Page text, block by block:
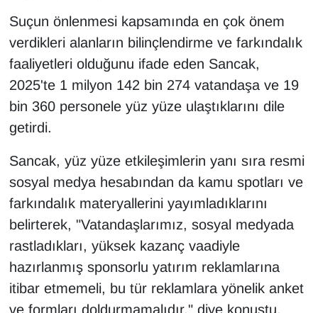
Suçun önlenmesi kapsamında en çok önem
verdikleri alanların bilinçlendirme ve farkındalık
faaliyetleri olduğunu ifade eden Sancak,
2025'te 1 milyon 142 bin 274 vatandaşa ve 19
bin 360 personele yüz yüze ulaştıklarını dile
getirdi.
Sancak, yüz yüze etkileşimlerin yanı sıra resmi
sosyal medya hesabından da kamu spotları ve
farkındalık materyallerini yayımladıklarını
belirterek, "Vatandaşlarımız, sosyal medyada
rastladıkları, yüksek kazanç vaadiyle
hazırlanmış sponsorlu yatırım reklamlarına
itibar etmemeli, bu tür reklamlara yönelik anket
ve formları doldurmamalıdır." diye konuştu.
Kim Kimdir?
Kültür & Sanat
KURDÎ
MAGAZİN
MEDYA
ONE EKONOMİ
POLİTİKA
Resmi İlanlar